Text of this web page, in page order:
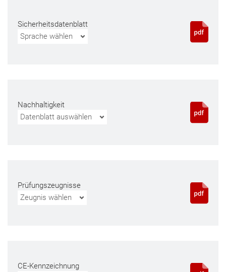
Sicherheitsdatenblatt
Sprache wählen
Nachhaltigkeit
Datenblatt auswählen
Prüfungszeugnisse
Zeugnis wählen
CE-Kennzeichnung